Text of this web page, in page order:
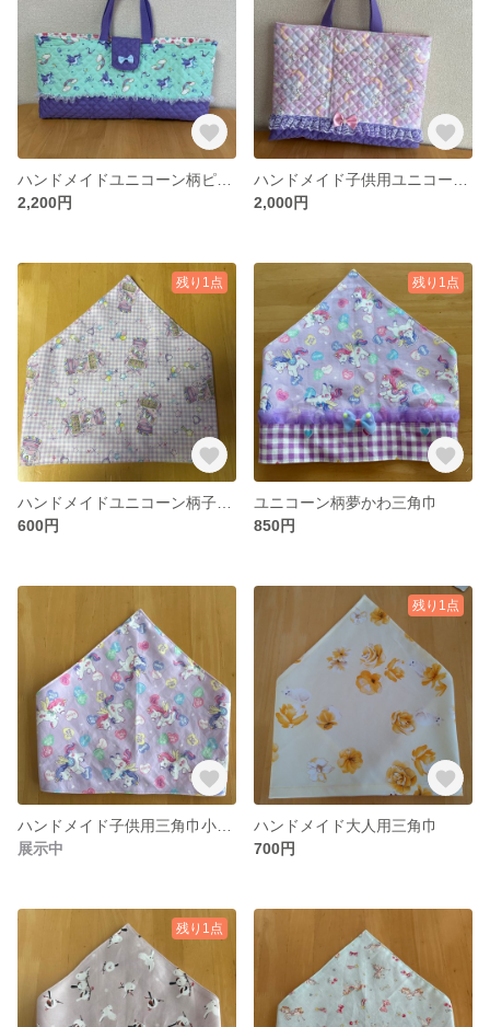
2,200円
2,000円
残り1点
600円
残り1点
ユニコーン柄夢かわ三角巾
850円
展示中
残り1点
ハンドメイド大人用三角巾
700円
残り1点